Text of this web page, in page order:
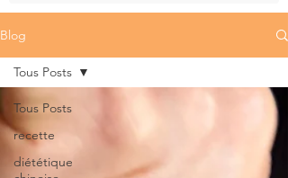
Blog
Tous Posts
recette
diététique
Tous Posts